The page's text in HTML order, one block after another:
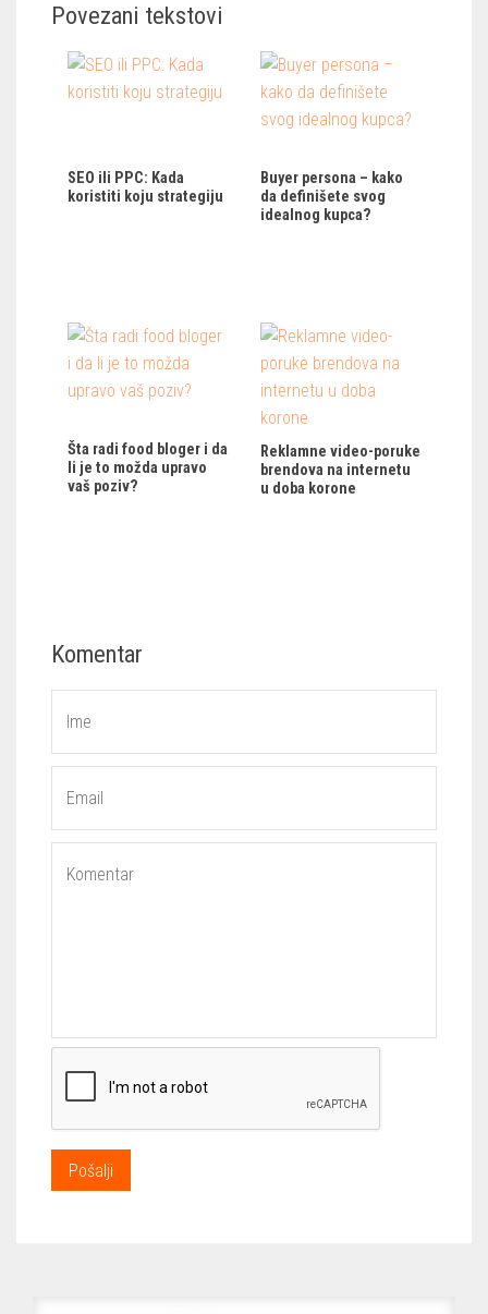
Povezani tekstovi
SEO ili PPC: Kada
koristiti koju strategiju
Buyer persona – kako
da definišete svog
idealnog kupca?
Šta radi food bloger i da
li je to možda upravo
vaš poziv?
Reklamne video-poruke
brendova na internetu
u doba korone
Komentar